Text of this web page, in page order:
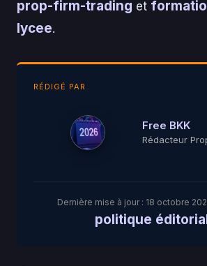
prop-firm-trading et
lycee.
RÉDIGÉ PAR
Free BKK
Rédacteur
Dernière mise à jour : 18 octobre
politique